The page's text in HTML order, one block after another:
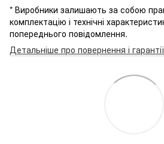
* Виробники залишають за собою
комплектацію і технічні
попереднього повідомлення.
Детальніше про повернення і гарантії